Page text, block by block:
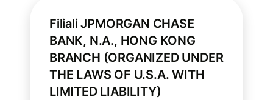
Filiali JPMORGAN CHASE
BANK, N.A., HONG KONG
BRANCH (ORGANIZED UNDER
THE LAWS OF U.S.A. WITH
LIMITED LIABILITY)